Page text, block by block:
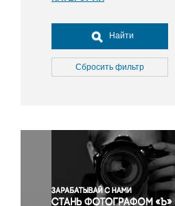
Досуг, туризм и отдых
Культура
Медицина
Окружающая среда
Политика
Правосудие
Происшествия и конфликты
Религия
Найти
Сбросить фильтр